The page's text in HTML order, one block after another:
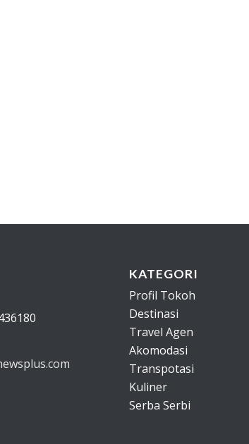
KATEGORI
Profil Tokoh
Destinasi
Travel Agen
Akomodasi
Transpotasi
Kuliner
Serba Serbi